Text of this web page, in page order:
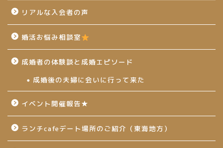
リアルな入会者の声
婚活お悩み相談室
成婚者の体験談と成婚エピソード
成婚後の夫婦に会いに行って来た
イベント開催報告★
ランチcafeデート場所のご紹介（東海地方）